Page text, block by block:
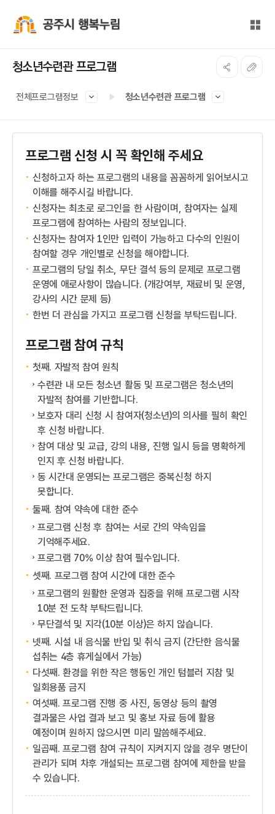
전체
청소년수련관 프로그램
전체프로그램정보 청소년수련관 프로그램
프로그램 신청 시 꼭 확인해 주세요
신청하고자 하는 프로그램의 내용을 꼼꼼하게 읽어보시고
이해를 해주시길 바랍니다.
신청자는 최초로 로그인을 한 사람이며, 참여자는 실제
프로그램에 참여하는 사람의 정보입니다.
신청자는 참여자 1인만 입력이 가능하고 다수의 인원이
참여할 경우 개인별로 신청을 해야합니다.
프로그램의 당일 취소, 무단 결석 등의 문제로 프로그램
운영에 애로사항이 많습니다. (개강여부, 재료비 및 운영,
강사의 시간 문제 등)
한번 더 관심을 가지고 프로그램 신청을 부탁드립니다.
프로그램 참여 규칙
첫째. 자발적 참여 원칙
수련관 내 모든 청소년 활동 및 프로그램은 청소년의
자발적 참여를 기반합니다.
보호자 대리 신청 시 참여자(청소년)의 의사를 필히 확인
후 신청 바랍니다.
참여 대상 및 교급, 강의 내용, 진행 일시 등을 명확하게
인지 후 신청 바랍니다.
동 시간대 운영되는 프로그램은 중복신청 하지
못합니다.
둘째. 참여 약속에 대한 준수
프로그램 신청 후 참여는 서로 간의 약속임을
기억해주세요.
프로그램 70% 이상 참여 필수입니다.
셋째. 프로그램 참여 시간에 대한 준수
프로그램의 원활한 운영과 집중을 위해 프로그램 시작
10분 전 도착 부탁드립니다.
무단결석 및 지각(10분 이상)은 하지 않습니다.
넷째. 시설 내 음식물 반입 및 취식 금지 (간단한 음식물
섭취는 4층 휴게실에서 가능)
다섯째. 환경을 위한 작은 행동인 개인 텀블러 지참 및
일회용품 금지
여섯째. 프로그램 진행 중 사진, 동영상 등의 촬영
결과물은 사업 결과 보고 및 홍보 자료 등에 활용
예정이며 원하지 않으시면 미리 말씀해주세요.
일곱째. 프로그램 참여 규칙이 지켜지지 않을 경우 명단이
관리가 되며 차후 개설되는 프로그램 참여에 제한을 받을
수 있습니다.